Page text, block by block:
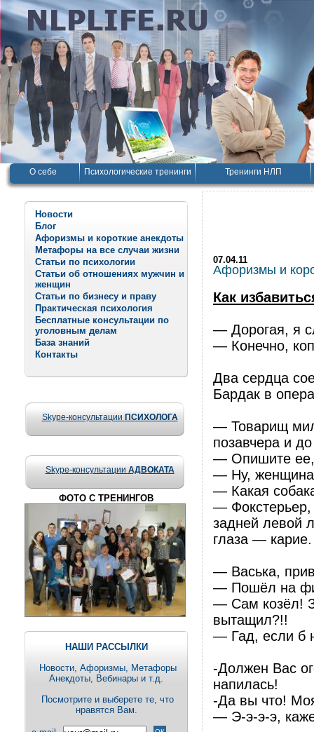
О себе Психологические тренинги Тренинги НЛП
Новости
Блог
Афоризмы и короткие анекдоты
Метафоры на все случаи жизни
Статьи по психологии
Статьи об отношениях мужчин и
женщин
Статьи по бизнесу и праву
Практическая психология
Бесплатные консультации по
уголовным делам
База знаний
Контакты
Skype-консультации ПСИХОЛОГА
Skype-консультации АДВОКАТА
ФОТО С ТРЕНИНГОВ
НАШИ РАССЫЛКИ
Новости, Aфоризмы, Метафоры
Анекдоты, Вебинары и т.д.
Посмотрите и выберете те, что
нравятся Вам.
07.04.11
Афоризмы и
Как
— Дорогая, я
— Конечно,
Два сердца
Бардак в
— Товарищ
позавчера и
— Опишите ее,
— Ну, женщина
— Какая
— Фокстерьер,
задней левой
глаза — карие.
— Васька,
— Пошёл на
— Сам козёл!
вытащил?!!
— Гад, если б
-Должен Вас
напилась!
-Да вы что!
— Э-э-э-э,